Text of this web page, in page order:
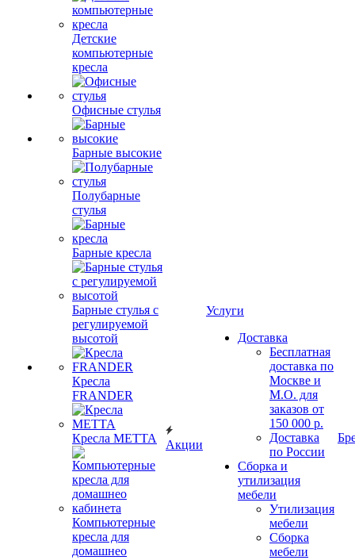
Детские
компьютерные
кресла
Офисные стулья
Барные высокие
Полубарные
стулья
Барные кресла
Барные стулья с
регулируемой
высотой
Кресла
FRANDER
Кресла METTA
Компьютерные
кресла для
домашнео
Акции
Услуги
Доставка
Бесплатная
доставка по
Москве и
М.О. для
заказов от
150 000 р.
Доставка
по России
Сборка и
утилизация
мебели
Утилизация
мебели
Сборка
мебели